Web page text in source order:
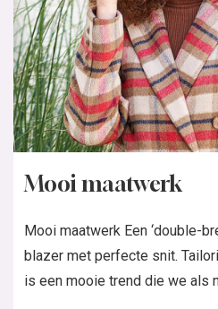
Mooi maatwerk
Mooi maatwerk Een ‘double-
blazer met perfecte snit.
is een mooie trend die we als